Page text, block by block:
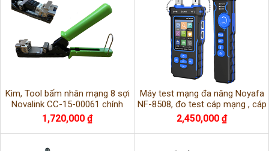
Kìm, Tool bấm nhân mạng 8 sợi
Novalink CC-15-00061 chính
hãng
1,720,000 ₫
Máy test mạng đa năng Noyafa
NF-8508, đo test cáp mạng , cáp
quang , hàng chính hãng
2,450,000 ₫